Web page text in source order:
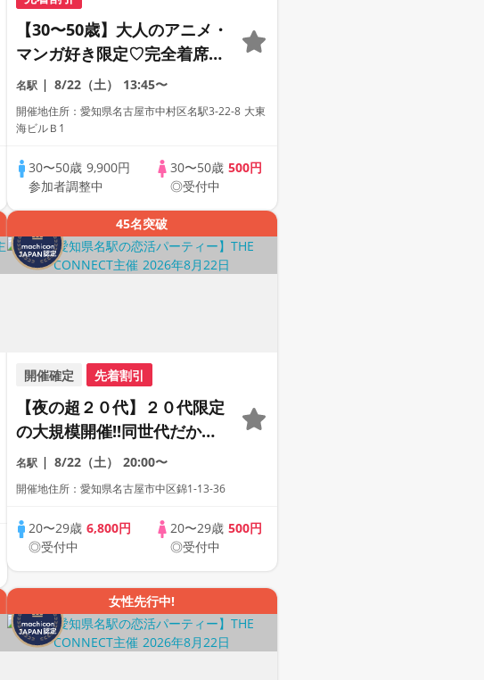
【30〜50歳】大人のアニメ・
マンガ好き限定♡完全着席×
マッチングゲーム付きアニメ
コン
名駅 8/22（土） 13:45〜
開催地住所：愛知県名古屋市中村区名駅3-22-8 大東
海ビルＢ1
30〜50歳9,900円
参加者調整中
30〜50歳 500円
◎受付中
45名突破
開催確定 先着割引
【夜の超２０代】２０代限定
の大規模開催!!同世代だから
距離が縮まる２０代だけの大
合コン♡【１人参加も多数】
名駅 8/22（土） 20:00〜
開催地住所：愛知県名古屋市中区錦1-13-36
20〜29歳 6,800円
◎受付中
20〜29歳 500円
◎受付中
女性先行中!